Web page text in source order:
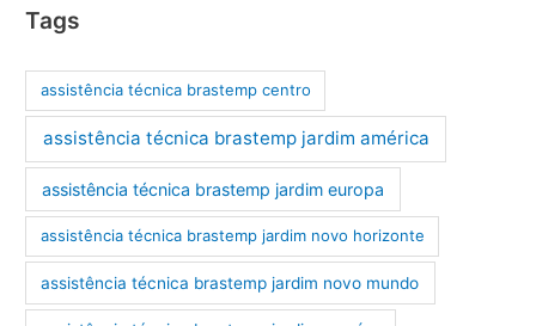
Tags
assistência técnica brastemp centro
assistência técnica brastemp jardim américa
assistência técnica brastemp jardim europa
assistência técnica brastemp jardim novo horizonte
assistência técnica brastemp jardim novo mundo